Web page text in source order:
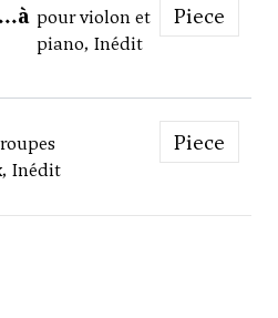
pour violon et
piano, Inédit
Piece
Inédit
Piece